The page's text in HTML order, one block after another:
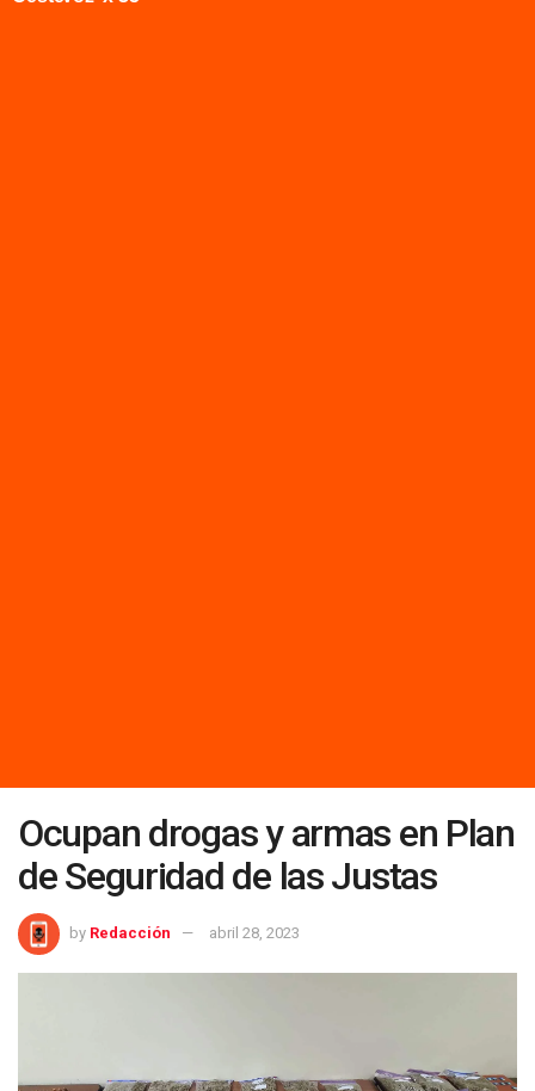
Ocupan drogas y armas en Plan
de Seguridad de las Justas
by Redacción abril 28, 2023